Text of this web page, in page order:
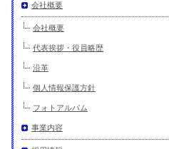
会社概要
会社概要
代表挨拶・役員略歴
沿革
個人情報保護方針
フォトアルバム
事業内容